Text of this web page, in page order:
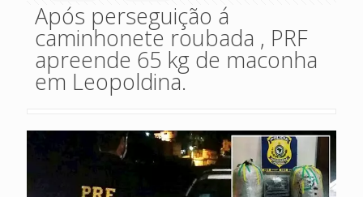
Após perseguição á
caminhonete roubada , PRF
apreende 65 kg de maconha
em Leopoldina.